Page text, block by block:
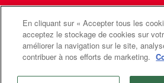
United Methodist Communications est
Méthodiste Unie
Communications
réservés
En cliquant sur « Accepter tous les
acceptez le stockage de cookies sur
améliorer la navigation sur le site,
contribuer à nos efforts de marketing.